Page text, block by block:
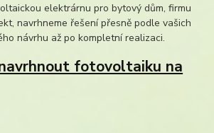
elektrárnu pro bytový dům, firmu
navrhneme řešení přesně podle vašich
návrhu až po kompletní realizaci.
fotovoltaiku na